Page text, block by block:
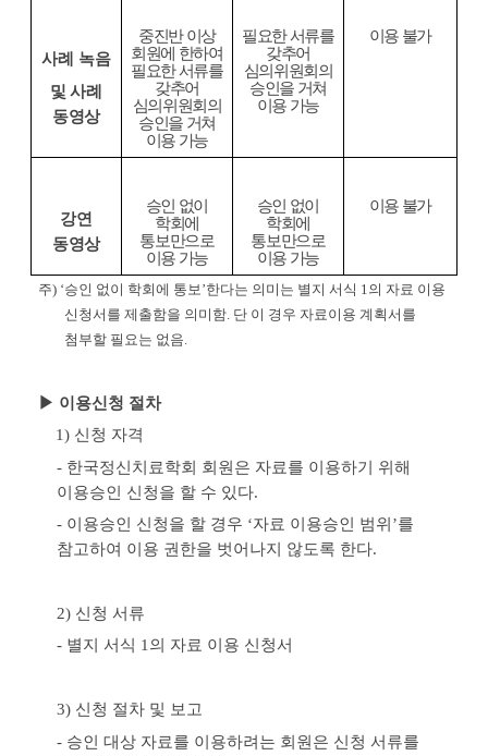
사례 녹음
및 사례
동영상
중진반 이상
회원에 한하여
필요한 서류를
갖추어
심의위원회의
승인을 거쳐
이용 가능
필요한 서류를
갖추어
심의위원회의
승인을 거쳐
이용 가능
이용 불가
강연
동영상
승인 없이
학회에
통보만으로
이용 가능
승인 없이
학회에
통보만으로
이용 가능
이용 불가
주) ‘승인 없이 학회에 통보’한다는 의미는 별지 서식 1의 자료 이용
신청서를 제출함을 의미함. 단 이 경우 자료이용 계획서를
첨부할 필요는 없음.
▶ 이용신청 절차
1) 신청 자격
- 한국정신치료학회 회원은 자료를 이용하기 위해
이용승인 신청을 할 수 있다.
- 이용승인 신청을 할 경우 ‘자료 이용승인 범위 ’를
참고하여 이용 권한을 벗어나지 않도록 한다.
2) 신청 서류
- 별지 서식 1의 자료 이용 신청서
3) 신청 절차 및 보고
- 승인 대상 자료를 이용하려는 회원은 신청 서류를